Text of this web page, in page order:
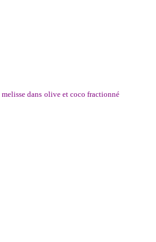
dans olive et coco fractionné